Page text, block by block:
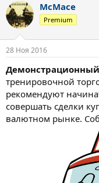
о
р
т
е
м
ы
а
н
ч
л
а
McMace
Premium
28 Ноя 2016
тренировочной
рекомендуют
совершать сделки
валютном рынке.